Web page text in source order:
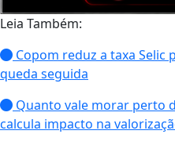
Leia Também:
Copom reduz a taxa Selic
queda seguida
Quanto vale morar perto
calcula impacto na